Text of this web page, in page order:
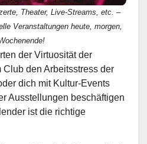
Theater, Live-Streams, etc. –
Veranstaltungen heute, morgen,
der Virtuosität der
Club den Arbeitsstress der
dich mit Kultur-Events
Ausstellungen beschäftigen
ist die richtige